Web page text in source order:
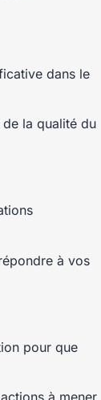
dans le
la qualité du
à vos
pour que
à mener